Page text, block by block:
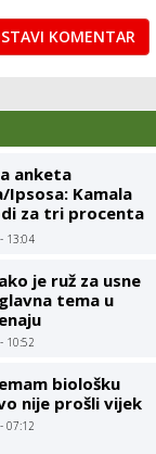
KOMENTAR
anketa
Ipsosa: Kamala
za tri procenta
na Trampa
13:04
je ruž za usne
tema u
10:52
biološku
nije prošli vijek
07:12